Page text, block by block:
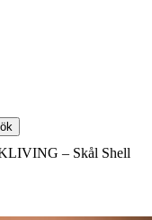
– Skål Shell